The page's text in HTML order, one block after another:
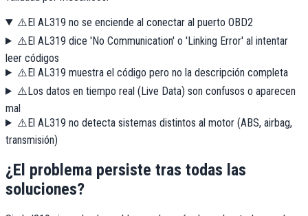
⚠️El AL319 no se enciende al conectar al puerto OBD2
⚠️El AL319 dice 'No Communication' o 'Linking Error' al intentar
leer códigos
⚠️El AL319 muestra el código pero no la descripción completa
⚠️Los datos en tiempo real (Live Data) son confusos o aparecen
mal
⚠️El AL319 no detecta sistemas distintos al motor (ABS, airbag,
transmisión)
¿El problema persiste tras todas las
soluciones?